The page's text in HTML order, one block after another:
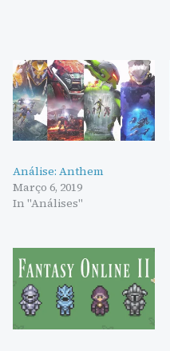
Análise: Anthem
Março 6, 2019
In "Análises"